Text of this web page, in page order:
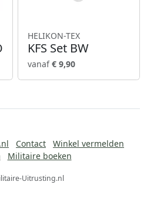
HELIKON-TEX
KFS Set BW
vanaf€ 9,90
Contact
Winkel vermelden
Militaire boeken
Uitrusting.nl